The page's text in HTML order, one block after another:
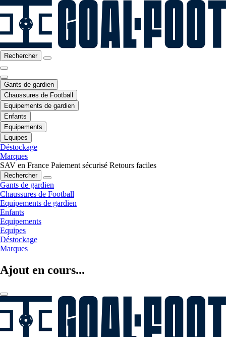
Rechercher
Gants de gardien
Chaussures de Football
Equipements de gardien
Enfants
Equipements
Equipes
Déstockage
Marques
SAV en France Paiement sécurisé Retours faciles
Rechercher
Gants de gardien
Chaussures de Football
Equipements de gardien
Enfants
Equipements
Equipes
Déstockage
Marques
Ajout en cours...